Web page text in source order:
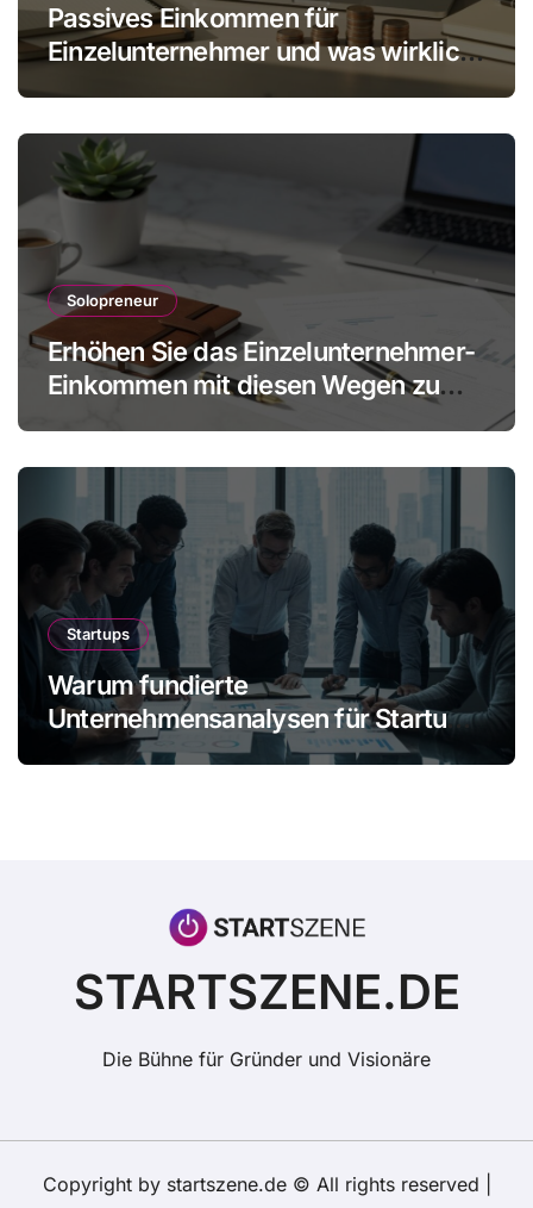
Passives Einkommen für
Einzelunternehmer und was wirklich
Solopreneur
Erhöhen Sie das Einzelunternehmer-
Einkommen mit diesen Wegen zu
mehr Gewinn ohne Mitarbeiter
Startups
Warum fundierte
Unternehmensanalysen für Startups
immer wichtiger werden
STARTSZENE.DE
Die Bühne für Gründer und Visionäre
Copyright by startszene.de © All rights reserved